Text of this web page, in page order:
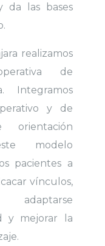
da las bases
realizamos
de
Integramos
y de
orientación
modelo
pacientes a
vínculos,
adaptarse
y mejorar la